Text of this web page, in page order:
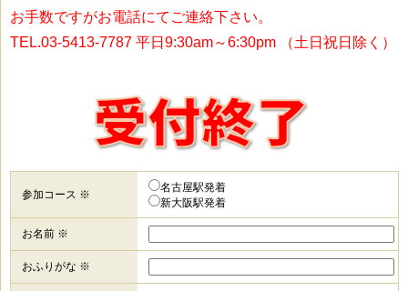
お手数ですがお電話にてご連絡下さい。
TEL.03-5413-7787 平日9:30am～6:30pm （土日祝日除く）
参加コース ※
名古屋駅発着
新大阪駅発着
お名前 ※
おふりがな ※